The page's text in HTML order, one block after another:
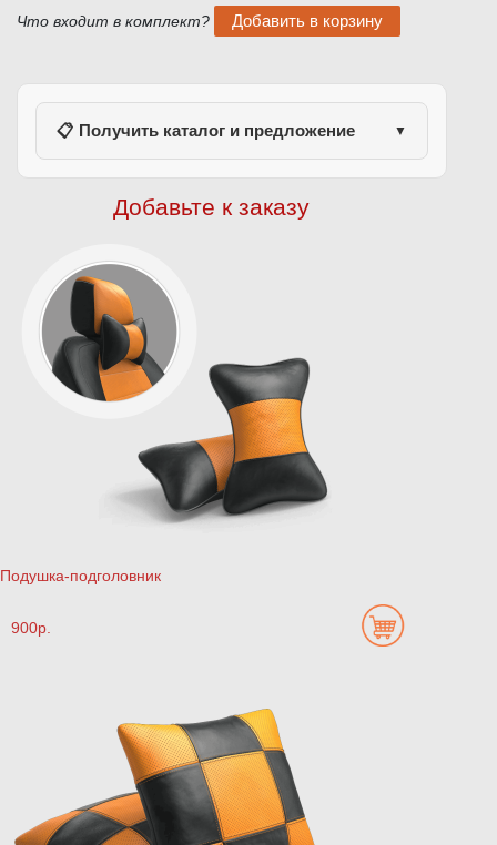
Что входит в комплект?
📋 Получить каталог и предложение ▼
Добавьте к заказу
Подушка-подголовник
900р.